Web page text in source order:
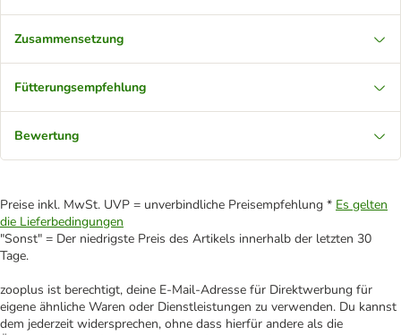
Zusammensetzung
Fütterungsempfehlung
Bewertung
Preise inkl. MwSt. UVP = unverbindliche Preisempfehlung * Es gelten
die Lieferbedingungen
"Sonst" = Der niedrigste Preis des Artikels innerhalb der letzten 30
Tage.
zooplus ist berechtigt, deine E-Mail-Adresse für Direktwerbung für
eigene ähnliche Waren oder Dienstleistungen zu verwenden. Du kannst
dem jederzeit widersprechen, ohne dass hierfür andere als die